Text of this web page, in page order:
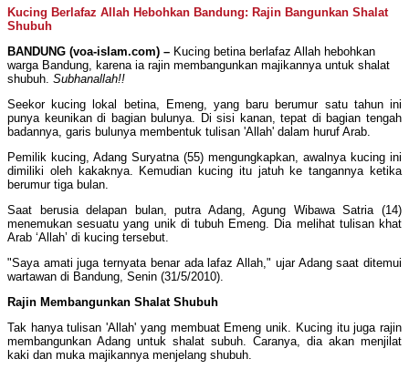
Kucing Berlafaz Allah Hebohkan Bandung: Rajin Bangunkan Shalat
Shubuh
BANDUNG (voa-islam.com) – Kucing betina berlafaz Allah hebohkan
warga Bandung, karena ia rajin membangunkan majikannya untuk shalat
shubuh. Subhanallah!!
Seekor kucing lokal betina, Emeng, yang baru berumur satu tahun ini
punya keunikan di bagian bulunya. Di sisi kanan, tepat di bagian tengah
badannya, garis bulunya membentuk tulisan 'Allah' dalam huruf Arab.
Pemilik kucing, Adang Suryatna (55) mengungkapkan, awalnya kucing ini
dimiliki oleh kakaknya. Kemudian kucing itu jatuh ke tangannya ketika
berumur tiga bulan.
Saat berusia delapan bulan, putra Adang, Agung Wibawa Satria (14)
menemukan sesuatu yang unik di tubuh Emeng. Dia melihat tulisan khat
Arab ‘Allah’ di kucing tersebut.
"Saya amati juga ternyata benar ada lafaz Allah," ujar Adang saat ditemui
wartawan di Bandung, Senin (31/5/2010).
Rajin Membangunkan Shalat Shubuh
Tak hanya tulisan 'Allah' yang membuat Emeng unik. Kucing itu juga rajin
membangunkan Adang untuk shalat subuh. Caranya, dia akan menjilat
kaki dan muka majikannya menjelang shubuh.